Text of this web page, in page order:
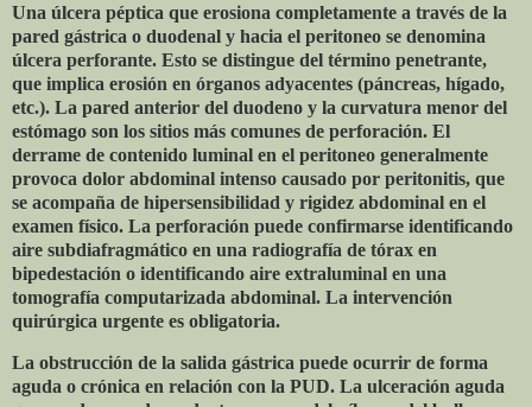
Una úlcera péptica que erosiona completamente a través de la
pared gástrica o duodenal y hacia el peritoneo se denomina
úlcera perforante. Esto se distingue del término penetrante,
que implica erosión en órganos adyacentes (páncreas, hígado,
etc.). La pared anterior del duodeno y la curvatura menor del
estómago son los sitios más comunes de perforación. El
derrame de contenido luminal en el peritoneo generalmente
provoca dolor abdominal intenso causado por peritonitis, que
se acompaña de hipersensibilidad y rigidez abdominal en el
examen físico. La perforación puede confirmarse identificando
aire subdiafragmático en una radiografía de tórax en
bipedestación o identificando aire extraluminal en una
tomografía computarizada abdominal. La intervención
quirúrgica urgente es obligatoria.
La obstrucción de la salida gástrica puede ocurrir de forma
aguda o crónica en relación con la PUD. La ulceración aguda